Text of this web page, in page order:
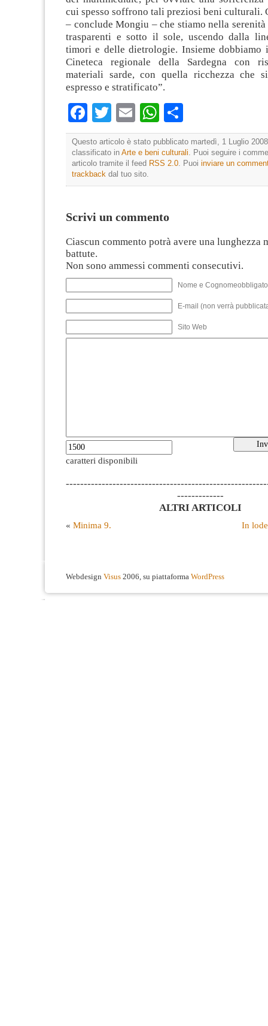
cui spesso soffrono tali preziosi beni culturali.
– conclude Mongiu – che stiamo nella
trasparenti e sotto il sole, uscendo dalla
timori e delle dietrologie. Insieme dobbiamo
Cineteca regionale della Sardegna con
materiali sarde, con quella ricchezza che
espresso e stratificato”.
Facebook
TwitterEmailWhatsApp
Questo articolo è stato pubblicato martedì, 1 Luglio
classificato in Arte e beni culturali . Puoi seguire i
articolo tramite il feed RSS 2.0 . Puoi inviare un
trackback dal tuo sito.
Scrivi un commento
Ciascun commento potrà avere una lunghezza
battute.
Non sono ammessi commenti consecutivi.
Nome e
E-mail (non verrà
Sito Web
caratteri disponibili
-------------
ALTRI ARTICOLI
« Minima 9. In
Webdesign Visus 2006, su piattaforma WordPress